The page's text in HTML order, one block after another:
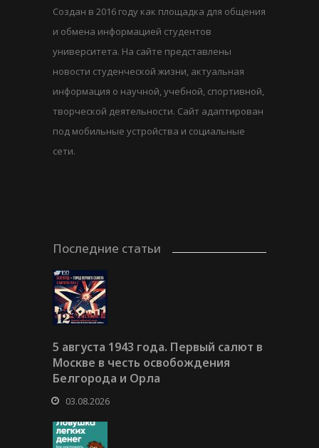
Создан в 2016 году как площадка для общения
и обмена информацией студентов
университета. На сайте представлены
новости студенческой жизни, актуальная
информация о научной, учебной, спортивной,
творческой деятельности. Сайт адаптирован
под мобильные устройства и социальные
сети.
Последние статьи
5 августа 1943 года. Первый салют в
Москве в честь освобождения
Белгорода и Орла
03.08.2026